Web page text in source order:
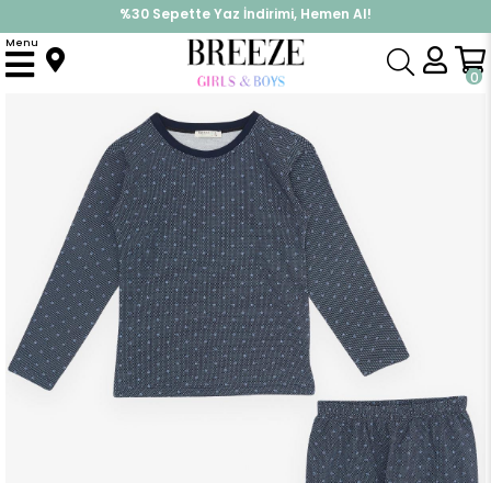
%30 Sepette Yaz İndirimi, Hemen Al!
İndirimlere ek %10 İndirimi Kap, Hemen Üye Ol!
0
Menu
Anasayfa Pijama & İç Giyim ERKEK Pijama Takımı